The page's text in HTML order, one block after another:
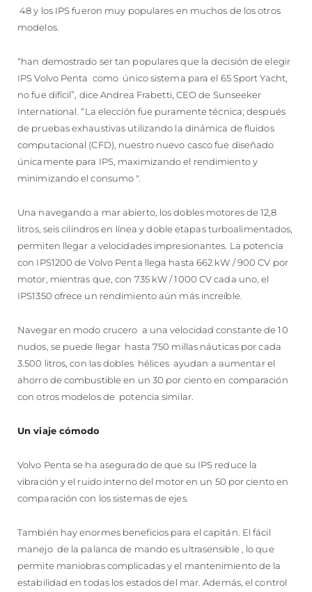
48 y los IPS fueron muy populares en muchos de los otros
modelos.
“han demostrado ser tan populares que la decisión de elegir
IPS Volvo Penta como único sistema para el 65 Sport Yacht,
no fue difícil”, dice Andrea Frabetti, CEO de Sunseeker
International. “La elección fue puramente técnica; después
de pruebas exhaustivas utilizando la dinámica de fluidos
computacional (CFD), nuestro nuevo casco fue diseñado
únicamente para IPS, maximizando el rendimiento y
minimizando el consumo ".
Una navegando a mar abierto, los dobles motores de 12,8
litros, seis cilindros en línea y doble etapas turboalimentados,
permiten llegar a velocidades impresionantes. La potencia
con IPS1200 de Volvo Penta llega hasta 662 kW / 900 CV por
motor, mientras que, con 735 kW / 1000 CV cada uno, el
IPS1350 ofrece un rendimiento aún más increíble.
Navegar en modo crucero a una velocidad constante de 10
nudos, se puede llegar hasta 750 millas náuticas por cada
3.500 litros, con las dobles hélices ayudan a aumentar el
ahorro de combustible en un 30 por ciento en comparación
con otros modelos de potencia similar.
Un viaje cómodo
Volvo Penta se ha asegurado de que su IPS reduce la
vibración y el ruido interno del motor en un 50 por ciento en
comparación con los sistemas de ejes.
También hay enormes beneficios para el capitán. El fácil
manejo de la palanca de mando es ultrasensible , lo que
permite maniobras complicadas y el mantenimiento de la
estabilidad en todas los estados del mar. Además, el control